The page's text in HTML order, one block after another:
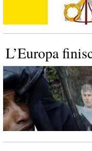
L’Europa